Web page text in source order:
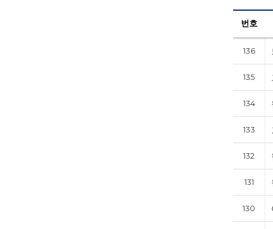
번호
136
135
134
133
132
131
130